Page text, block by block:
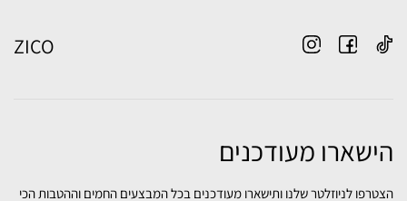
ZICO
הישארו מעודכנים
הצטרפו לניוזלטר שלנו ותישארו מעודכנים בכל המבצעים החמים וההטבות הכי